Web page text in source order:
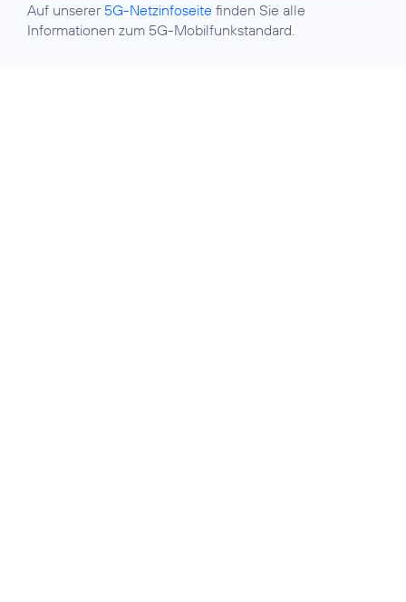
Auf unserer 5G-Netzinfoseite finden Sie alle
Informationen zum 5G-Mobilfunkstandard.